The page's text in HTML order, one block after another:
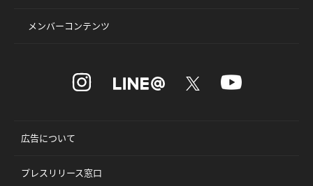
メンバーコンテンツ
広告について
プレスリリース窓口